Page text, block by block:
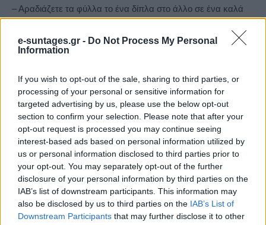
e-suntages.gr - Do Not Process My Personal
Information
If you wish to opt-out of the sale, sharing to third parties, or
processing of your personal or sensitive information for
targeted advertising by us, please use the below opt-out
section to confirm your selection. Please note that after your
opt-out request is processed you may continue seeing
interest-based ads based on personal information utilized by
us or personal information disclosed to third parties prior to
your opt-out. You may separately opt-out of the further
disclosure of your personal information by third parties on the
IAB’s list of downstream participants. This information may
also be disclosed by us to third parties on the IAB’s List of
Downstream Participants that may further disclose it to other
– Αραδιάζετε τα φύλλα το ένα δίπλα στο άλλο σε ένα καλά
– Ψήνετε τα φύλλα σε προθερμασμένο φούρνο στους 190
βαθμούς Κελσίου για 30 λεπτά.
νερό.
– Ανακατεύετε μέχρι να διαλυθεί το γάλα.
– Όταν τα φύλλα θα έχουν ροδίσει, τα περιχύνετε με το
μείγμα του ζαχαρούχου γάλακτος.
– Ψήνετε την μπουγάτσα για άλλα 15 λεπτά στην ίδια
θερμοκρασία, μέχρι το γάλα να απορροφηθεί από τα μεσαία
φύλλα και τα επάνω φύλλα γίνουν ροδοκόκκινα και
τραγανά.
– Βγάζετε την μπουγάτσα από το φούρνο και πασπαλίζετε